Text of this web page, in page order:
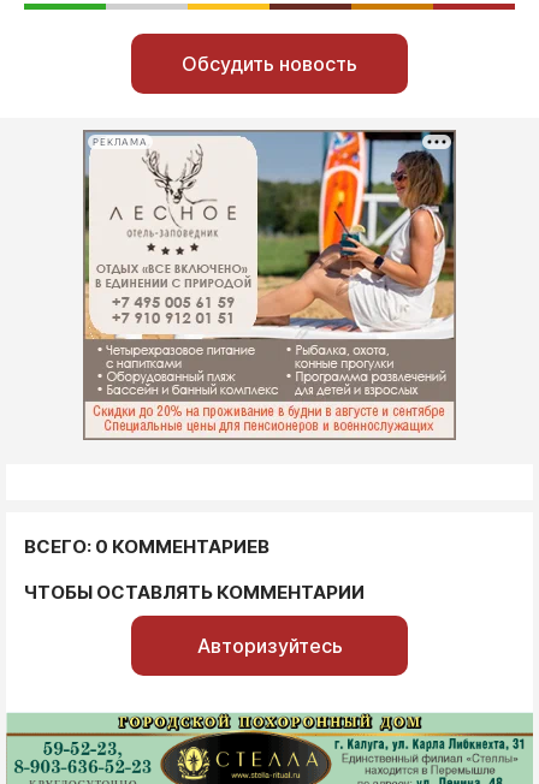
Обсудить новость
РЕКЛАМА
ВСЕГО: 0 КОММЕНТАРИЕВ
ЧТОБЫ ОСТАВЛЯТЬ КОММЕНТАРИИ
Авторизуйтесь